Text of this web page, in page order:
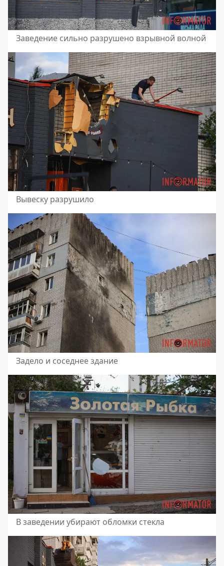
Заведение сильно разрушено взрывной волной
Вывеску разрушило
Задело и соседнее здание
В заведении убирают обломки стекла